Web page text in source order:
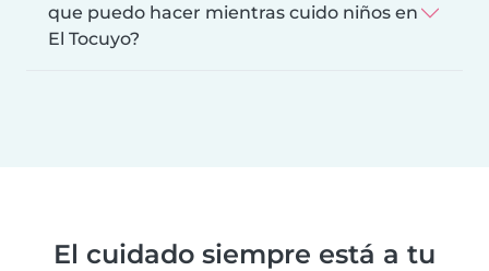
que puedo hacer mientras cuido niños en
El Tocuyo?
El cuidado siempre está a tu